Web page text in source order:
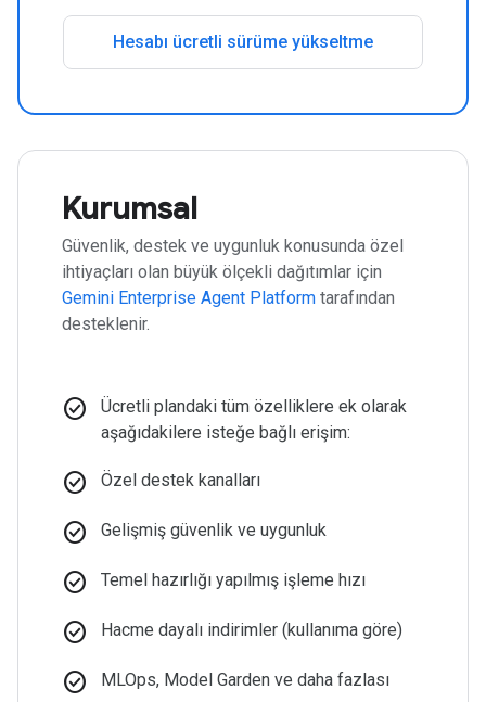
Hesabı ücretli sürüme yükseltme
Kurumsal
Güvenlik, destek ve uygunluk konusunda özel
ihtiyaçları olan büyük ölçekli dağıtımlar için
Gemini Enterprise Agent Platform tarafından
desteklenir.
check_circle
Ücretli plandaki tüm özelliklere ek olarak
aşağıdakilere isteğe bağlı erişim:
check_circle Özel destek kanalları
check_circle Gelişmiş güvenlik ve uygunluk
check_circle Temel hazırlığı yapılmış işleme hızı
check_circle Hacme dayalı indirimler (kullanıma göre)
check_circle MLOps, Model Garden ve daha fazlası